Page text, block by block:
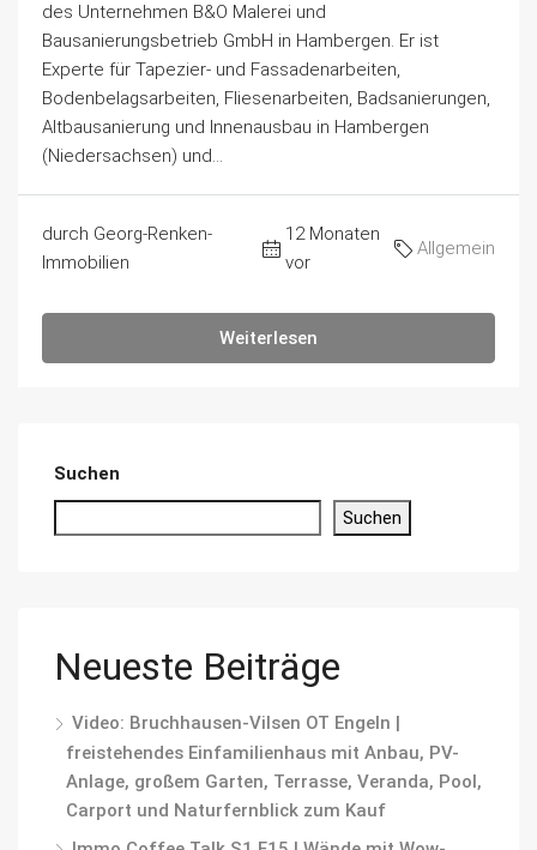
des Unternehmen B&O Malerei und
Bausanierungsbetrieb GmbH in Hambergen. Er ist
Experte für Tapezier- und Fassadenarbeiten,
Bodenbelagsarbeiten, Fliesenarbeiten, Badsanierungen,
Altbausanierung und Innenausbau in Hambergen
(Niedersachsen) und...
durch Georg-Renken-
Immobilien
12 Monaten
vor
Allgemein
Weiterlesen
Suchen
Suchen
Neueste Beiträge
Video: Bruchhausen-Vilsen OT Engeln |
freistehendes Einfamilienhaus mit Anbau, PV-
Anlage, großem Garten, Terrasse, Veranda, Pool,
Carport und Naturfernblick zum Kauf